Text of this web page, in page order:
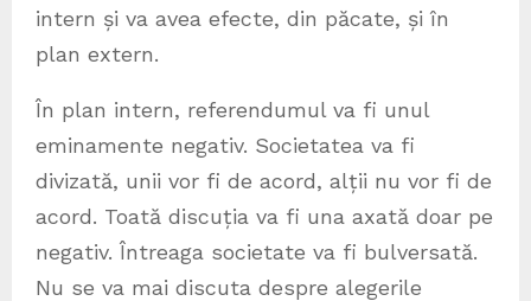
intern și va avea efecte, din păcate, și în
plan extern.
În plan intern, referendumul va fi unul
eminamente negativ. Societatea va fi
divizată, unii vor fi de acord, alții nu vor fi de
acord. Toată discuția va fi una axată doar pe
negativ. Întreaga societate va fi bulversată.
Nu se va mai discuta despre alegerile